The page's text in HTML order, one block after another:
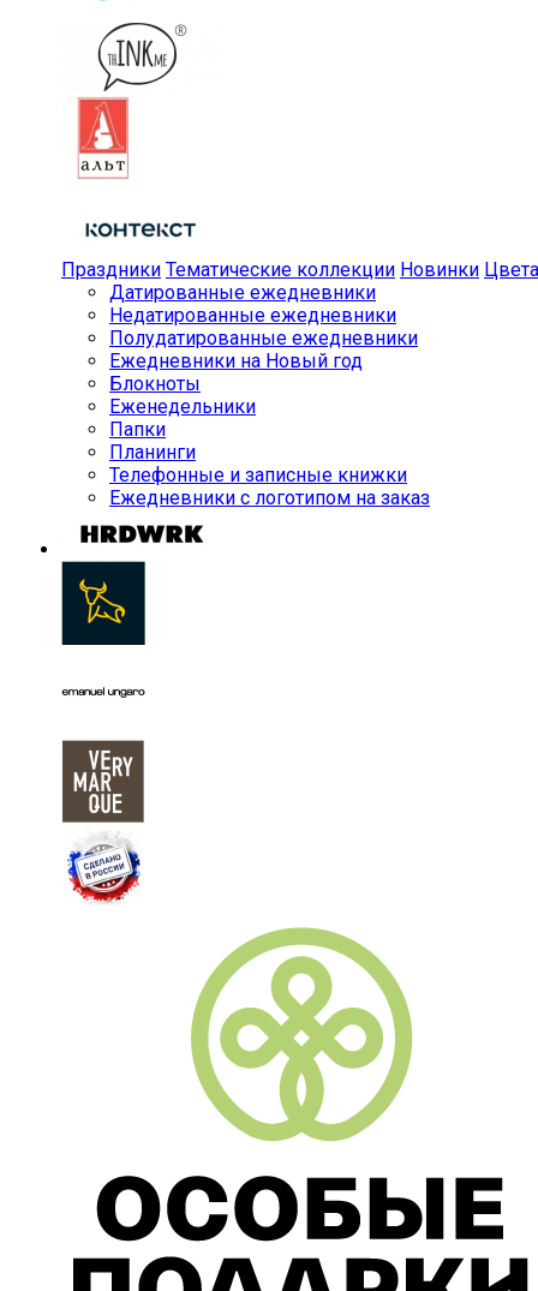
Праздники Тематические коллекции Новинки Цвета
Датированные ежедневники
Недатированные ежедневники
Полудатированные ежедневники
Ежедневники на Новый год
Блокноты
Еженедельники
Папки
Планинги
Телефонные и записные книжки
Ежедневники с логотипом на заказ